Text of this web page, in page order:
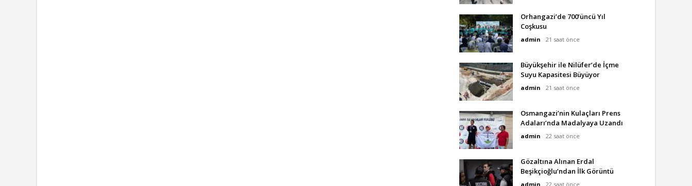
Orhangazi’de 700’üncü Yıl
Coşkusu
admin 21 saat önce
Büyükşehir ile Nilüfer’de İçme
Suyu Kapasitesi Büyüyor
admin 21 saat önce
Osmangazi’nin Kulaçları Prens
Adaları’nda Madalyaya Uzandı
admin 22 saat önce
Gözaltına Alınan Erdal
Beşikçioğlu’ndan İlk Görüntü
admin 22 saat önce